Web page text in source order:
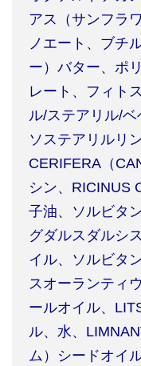
アス（サンフラ
ノエート、ブチ
ー）バター、ポ
レート、フィト
ル/ステアリル/ベ
ソステアリルリ
CERIFERA （
シン、 RICINUS
子油、ソルビタ
グダルスダルシ
イル、ソルビタ
スオーランティ
ールオイル、
ル、水、
ム）シードオイ